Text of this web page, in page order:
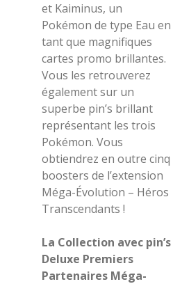
et Kaiminus, un
Pokémon de type Eau en
tant que magnifiques
cartes promo brillantes.
Vous les retrouverez
également sur un
superbe pin’s brillant
représentant les trois
Pokémon. Vous
obtiendrez en outre cinq
boosters de l’extension
Méga-Évolution – Héros
Transcendants !
La Collection avec pin’s
Deluxe Premiers
Partenaires Méga-